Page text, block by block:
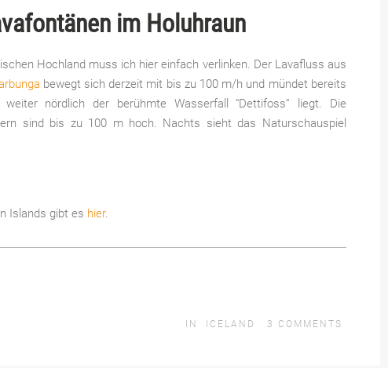
im Holuhraun
Hochland muss ich hier einfach verlinken. Der Lavafluss aus
bewegt sich derzeit mit bis zu 100 m/h und mündet bereits
nördlich der berühmte Wasserfall “Dettifoss” liegt. Die
sind bis zu 100 m hoch. Nachts sieht das Naturschauspiel
Islands gibt es hier.
IN ICELAND 3 COMMENTS